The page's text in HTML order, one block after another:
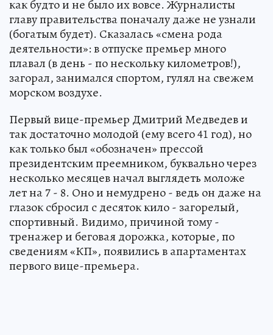
как будто и не было их вовсе. Журналисты
главу правительства поначалу даже не узнали
(богатым будет). Сказалась «смена рода
деятельности»: в отпуске премьер много
плавал (в день - по нескольку километров!),
загорал, занимался спортом, гулял на свежем
морском воздухе.
Первый вице-премьер Дмитрий Медведев и
так достаточно молодой (ему всего 41 год), но
как только был «обозначен» прессой
президентским преемником, буквально через
несколько месяцев начал выглядеть моложе
лет на 7 - 8. Оно и немудрено - ведь он даже на
глазок сбросил с десяток кило - загорелый,
спортивный. Видимо, причиной тому -
тренажер и беговая дорожка, которые, по
сведениям «КП», появились в апартаментах
первого вице-премьера.